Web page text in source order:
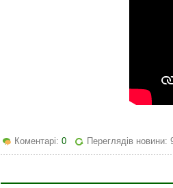
Коментарі: 0 Переглядів новини: